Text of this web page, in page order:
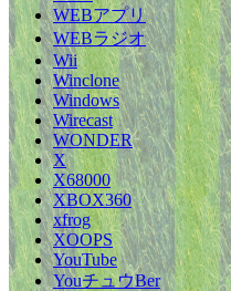
WEBアプリ
WEBラジオ
Wii
Winclone
Windows
Wirecast
WONDER
X
X68000
XBOX360
xfrog
XOOPS
YouTube
YouチュウBer